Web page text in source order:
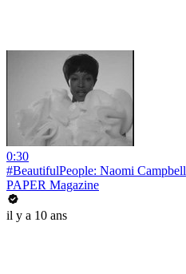
0:30
#BeautifulPeople: Naomi Campbell
PAPER Magazine
il y a 10 ans